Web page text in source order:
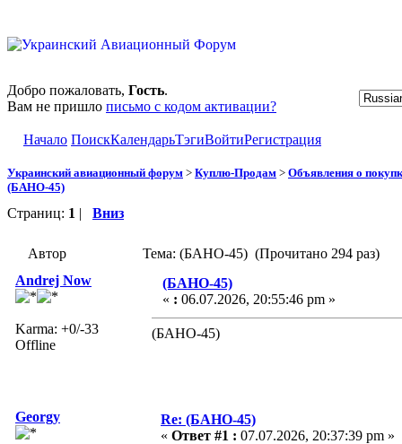
Добро пожаловать, Гость.
Вам не пришло письмо с кодом активации?
Начало ПоискКалендарьТэгиВойтиРегистрация
Украинский авиационный форум > Куплю-Продам > Объявления о
(БАНО-45)
Страниц: 1 | Вниз
Автор
Тема: (БАНО-45) (Прочитано 294 раз)
Andrej Now
Karma: +0/-33
Offline
(БАНО-45)
« : 06.07.2026, 20:55:46 pm »
(БАНО-45)
Georgy
Re: (БАНО-45)
« Ответ #1 : 07.07.2026, 20:37:39 pm »